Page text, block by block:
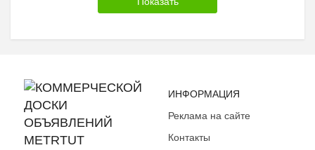
ИНФОРМАЦИЯ
Реклама на сайте
Контакты